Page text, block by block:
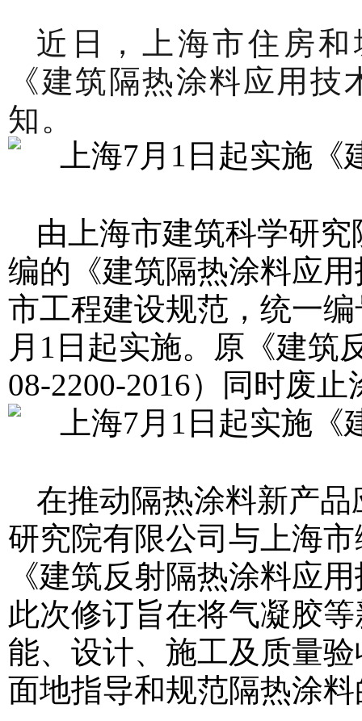
近日，上海市住房
《建筑隔热涂料应用
知。
由上海市建筑科学研
编的《建筑隔热涂料应
市工程建设规范，统一编
月1日起实施。原《建筑
08-2200-2016）同时废止
在推动隔热涂料新产
研究院有限公司与上海
《建筑反射隔热涂料应
此次修订旨在将气凝胶
能、设计、施工及质量
面地指导和规范隔热涂